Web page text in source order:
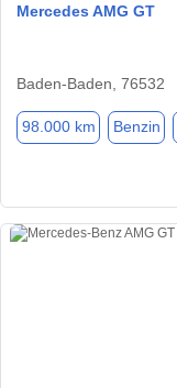
Mercedes AMG GT
Baden-Baden, 76532
98.000 km Benzin